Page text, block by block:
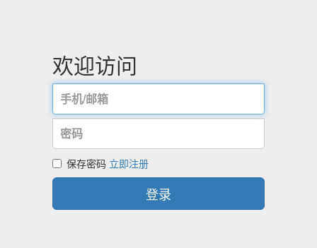
欢迎访问
保存密码 立即注册
登录